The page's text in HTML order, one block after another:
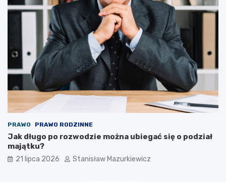
PRAWO PRAWO RODZINNE
Jak długo po rozwodzie można ubiegać się o podział
majątku?
21 lipca 2026 Stanisław Mazurkiewicz